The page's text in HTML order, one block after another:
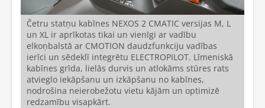
Četru statņu kabīnes NEXOS 2 CMATIC versijas M, L
un XL ir aprīkotas tikai un vienīgi ar vadību
elkoņbalstā ar CMOTION daudzfunkciju vadības
ierīci un sēdeklī integrētu ELECTROPILOT. Līmeniskā
kabīnes grīda, lielās durvis un atlokāms stūres rats
atvieglo iekāpšanu un izkāpšanu no kabīnes,
nodrošina neierobežotu vietu kājām un optimizē
redzamību visapkārt.